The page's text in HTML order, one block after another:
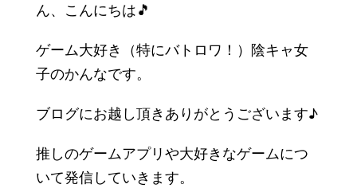
ん、こんにちは🎵
ゲーム大好き（特にバトロワ！）陰キャ女
子のかんなです。
ブログにお越し頂きありがとうございます♪
推しのゲームアプリや大好きなゲームにつ
いて発信していきます。